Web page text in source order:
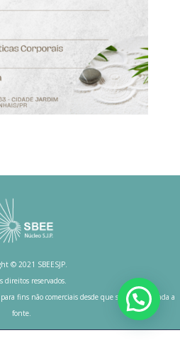
© 2021 SBEESJP.
direitos reservados.
fins não comerciais desde que seja mencionada a
fonte.